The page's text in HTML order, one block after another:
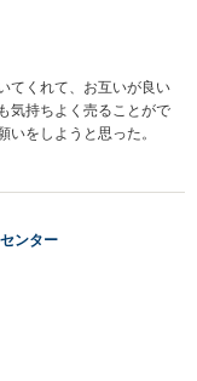
てくれて、お互いが良い
気持ちよく売ることがで
をしようと思った。
ンター